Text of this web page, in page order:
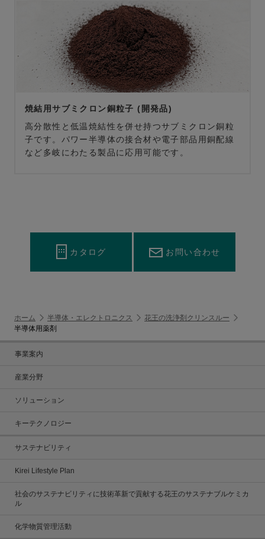
焼結用サブミクロン銅粒子 (開発品)
高分散性と低温焼結性を併せ持つサブミクロン銅粒
子です。パワー半導体の接合材や電子部品用銅配線
など多岐にわたる製品に応用可能です。
カタログ お問い合わせ
ホーム 半導体・エレクトロニクス
花王の洗浄剤クリンスルー
半導体用薬剤
事業案内
産業分野
ソリューション
キーテクノロジー
サステナビリティ
Kirei Lifestyle Plan
社会のサステナビリティに技術革新で貢献する花王のサステナブルケミカ
ル
化学物質管理活動